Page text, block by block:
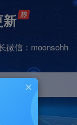
微信：moonsohh